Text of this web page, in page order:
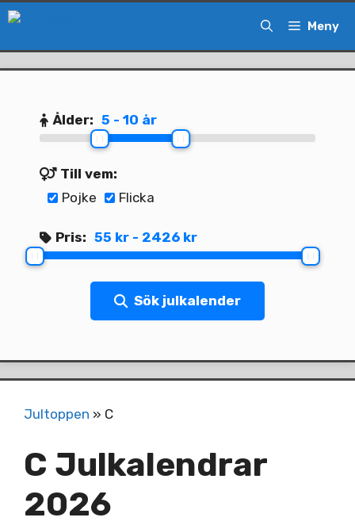
Hoppa
innehåll
Meny
Ålder: 5 - 10 år
Till vem:
Pojke
Flicka
Pris: 55 kr - 2426 kr
Sök julkalender
Jultoppen » C
C Julkalendrar
2026